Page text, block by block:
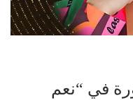
في “نعم